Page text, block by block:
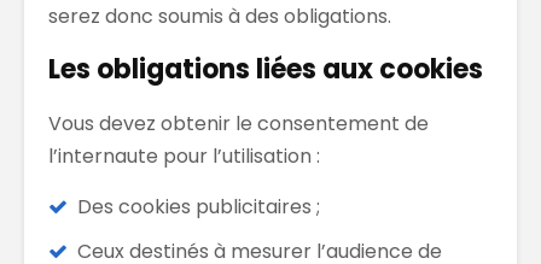
serez donc soumis à des obligations.
Les obligations liées aux cookies
Vous devez obtenir le consentement de
l’internaute pour l’utilisation :
Des cookies publicitaires ;
Ceux destinés à mesurer l’audience de